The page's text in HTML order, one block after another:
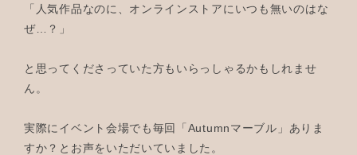
「人気作品なのに、オンラインストアにいつも無いのはな
ぜ…？」
と思ってくださっていた方もいらっしゃるかもしれませ
ん。
実際にイベント会場でも毎回「Autumnマーブル」ありま
すか？とお声をいただいていました。